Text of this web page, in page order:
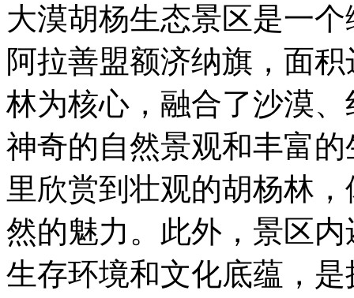
大漠胡杨生态景区是一
阿拉善盟额济纳旗，面
林为核心，融合了沙漠
神奇的自然景观和丰富
里欣赏到壮观的胡杨林
然的魅力。此外，景区
生存环境和文化底蕴，